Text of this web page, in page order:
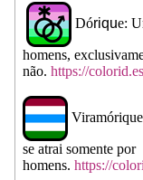
Dórique:
homens,
não. https://
se atrai somente por
homens. https://